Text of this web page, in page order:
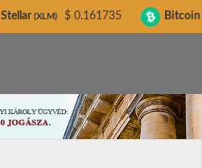
$ 0.161735 Bitcoin Cash(BCH)